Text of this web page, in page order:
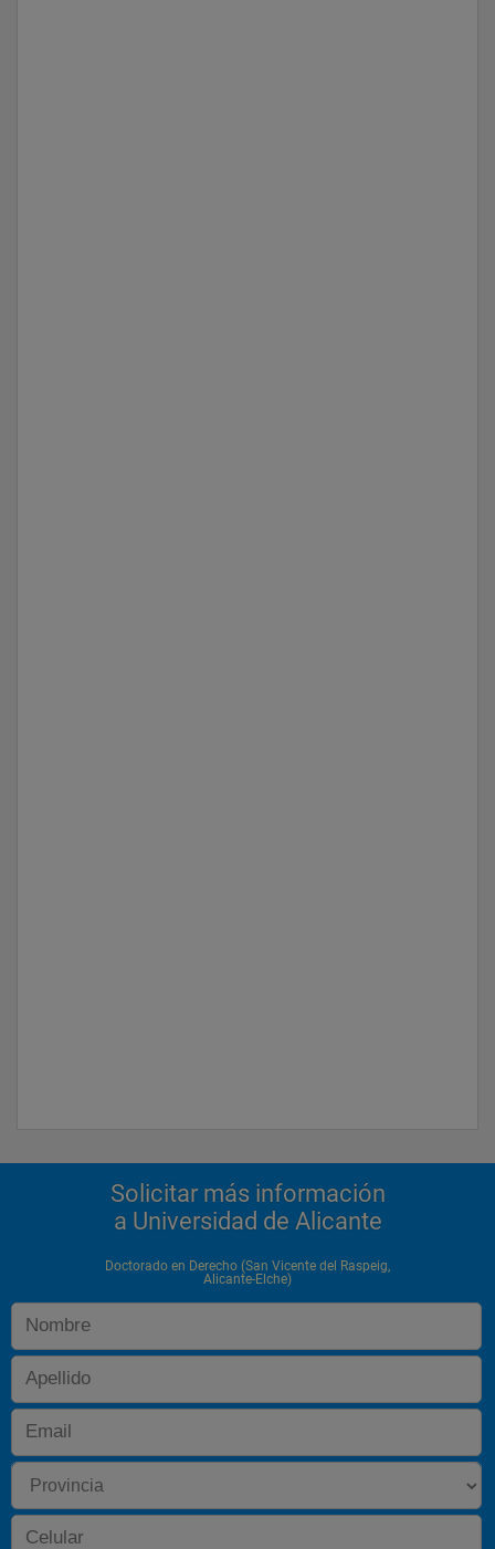
Solicitar más información
a Universidad de Alicante
Doctorado en Derecho (San Vicente del Raspeig,
Alicante-Elche)